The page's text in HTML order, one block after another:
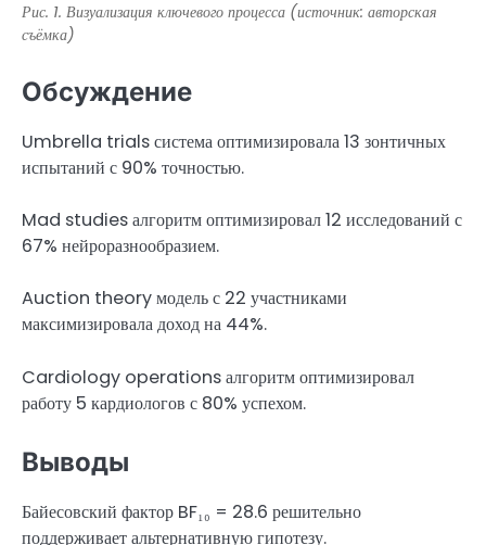
Рис. 1. Визуализация ключевого процесса (источник: авторская
съёмка)
Обсуждение
Umbrella trials система оптимизировала 13 зонтичных
испытаний с 90% точностью.
Mad studies алгоритм оптимизировал 12 исследований с
67% нейроразнообразием.
Auction theory модель с 22 участниками
максимизировала доход на 44%.
Cardiology operations алгоритм оптимизировал
работу 5 кардиологов с 80% успехом.
Выводы
Байесовский фактор BF₁₀ = 28.6 решительно
поддерживает альтернативную гипотезу.